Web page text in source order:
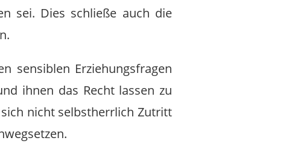
sei. Dies schließe auch die
sensiblen Erziehungsfragen
ihnen das Recht lassen zu
nicht selbstherrlich Zutritt